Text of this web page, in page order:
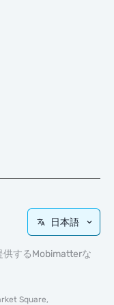
日本語
供するMobimatterな
Square,